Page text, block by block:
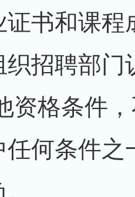
证书和课
织招聘部
资格条件
任何条件